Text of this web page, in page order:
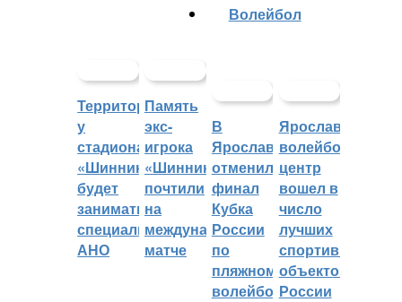
Территорией
у
стадиона
«Шинник»
будет
заниматься
специальное
АНО
Память
экс-
игрока
«Шинника»
почтили
на
международном
матче
Волейбол
В
Ярославле
отменили
финал
Кубка
России
по
пляжному
волейболу
Ярославский
волейбольный
центр
вошел в
число
лучших
спортивных
объектов
России